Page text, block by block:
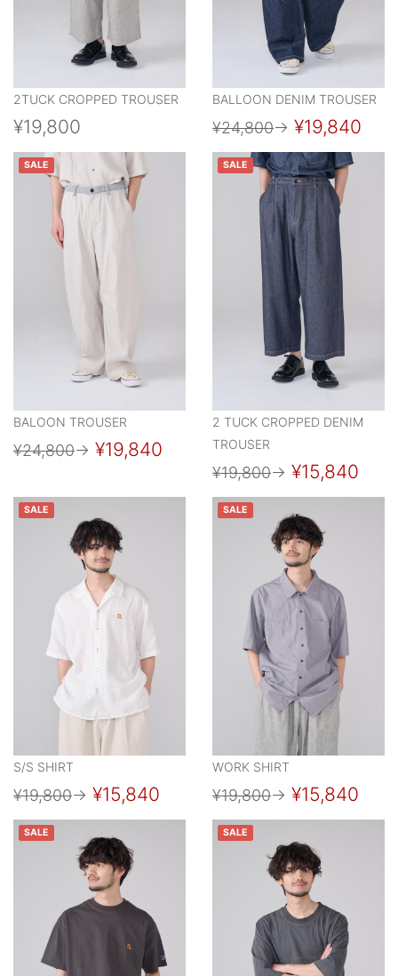
2TUCK CROPPED TROUSER
¥19,800
BALLOON DENIM TROUSER
¥24,800→ ¥19,840
SALE
BALOON TROUSER
¥24,800→ ¥19,840
SALE
2 TUCK CROPPED DENIM
TROUSER
¥19,800→ ¥15,840
SALE
S/S SHIRT
¥19,800→ ¥15,840
SALE
WORK SHIRT
¥19,800→ ¥15,840
SALE SALE